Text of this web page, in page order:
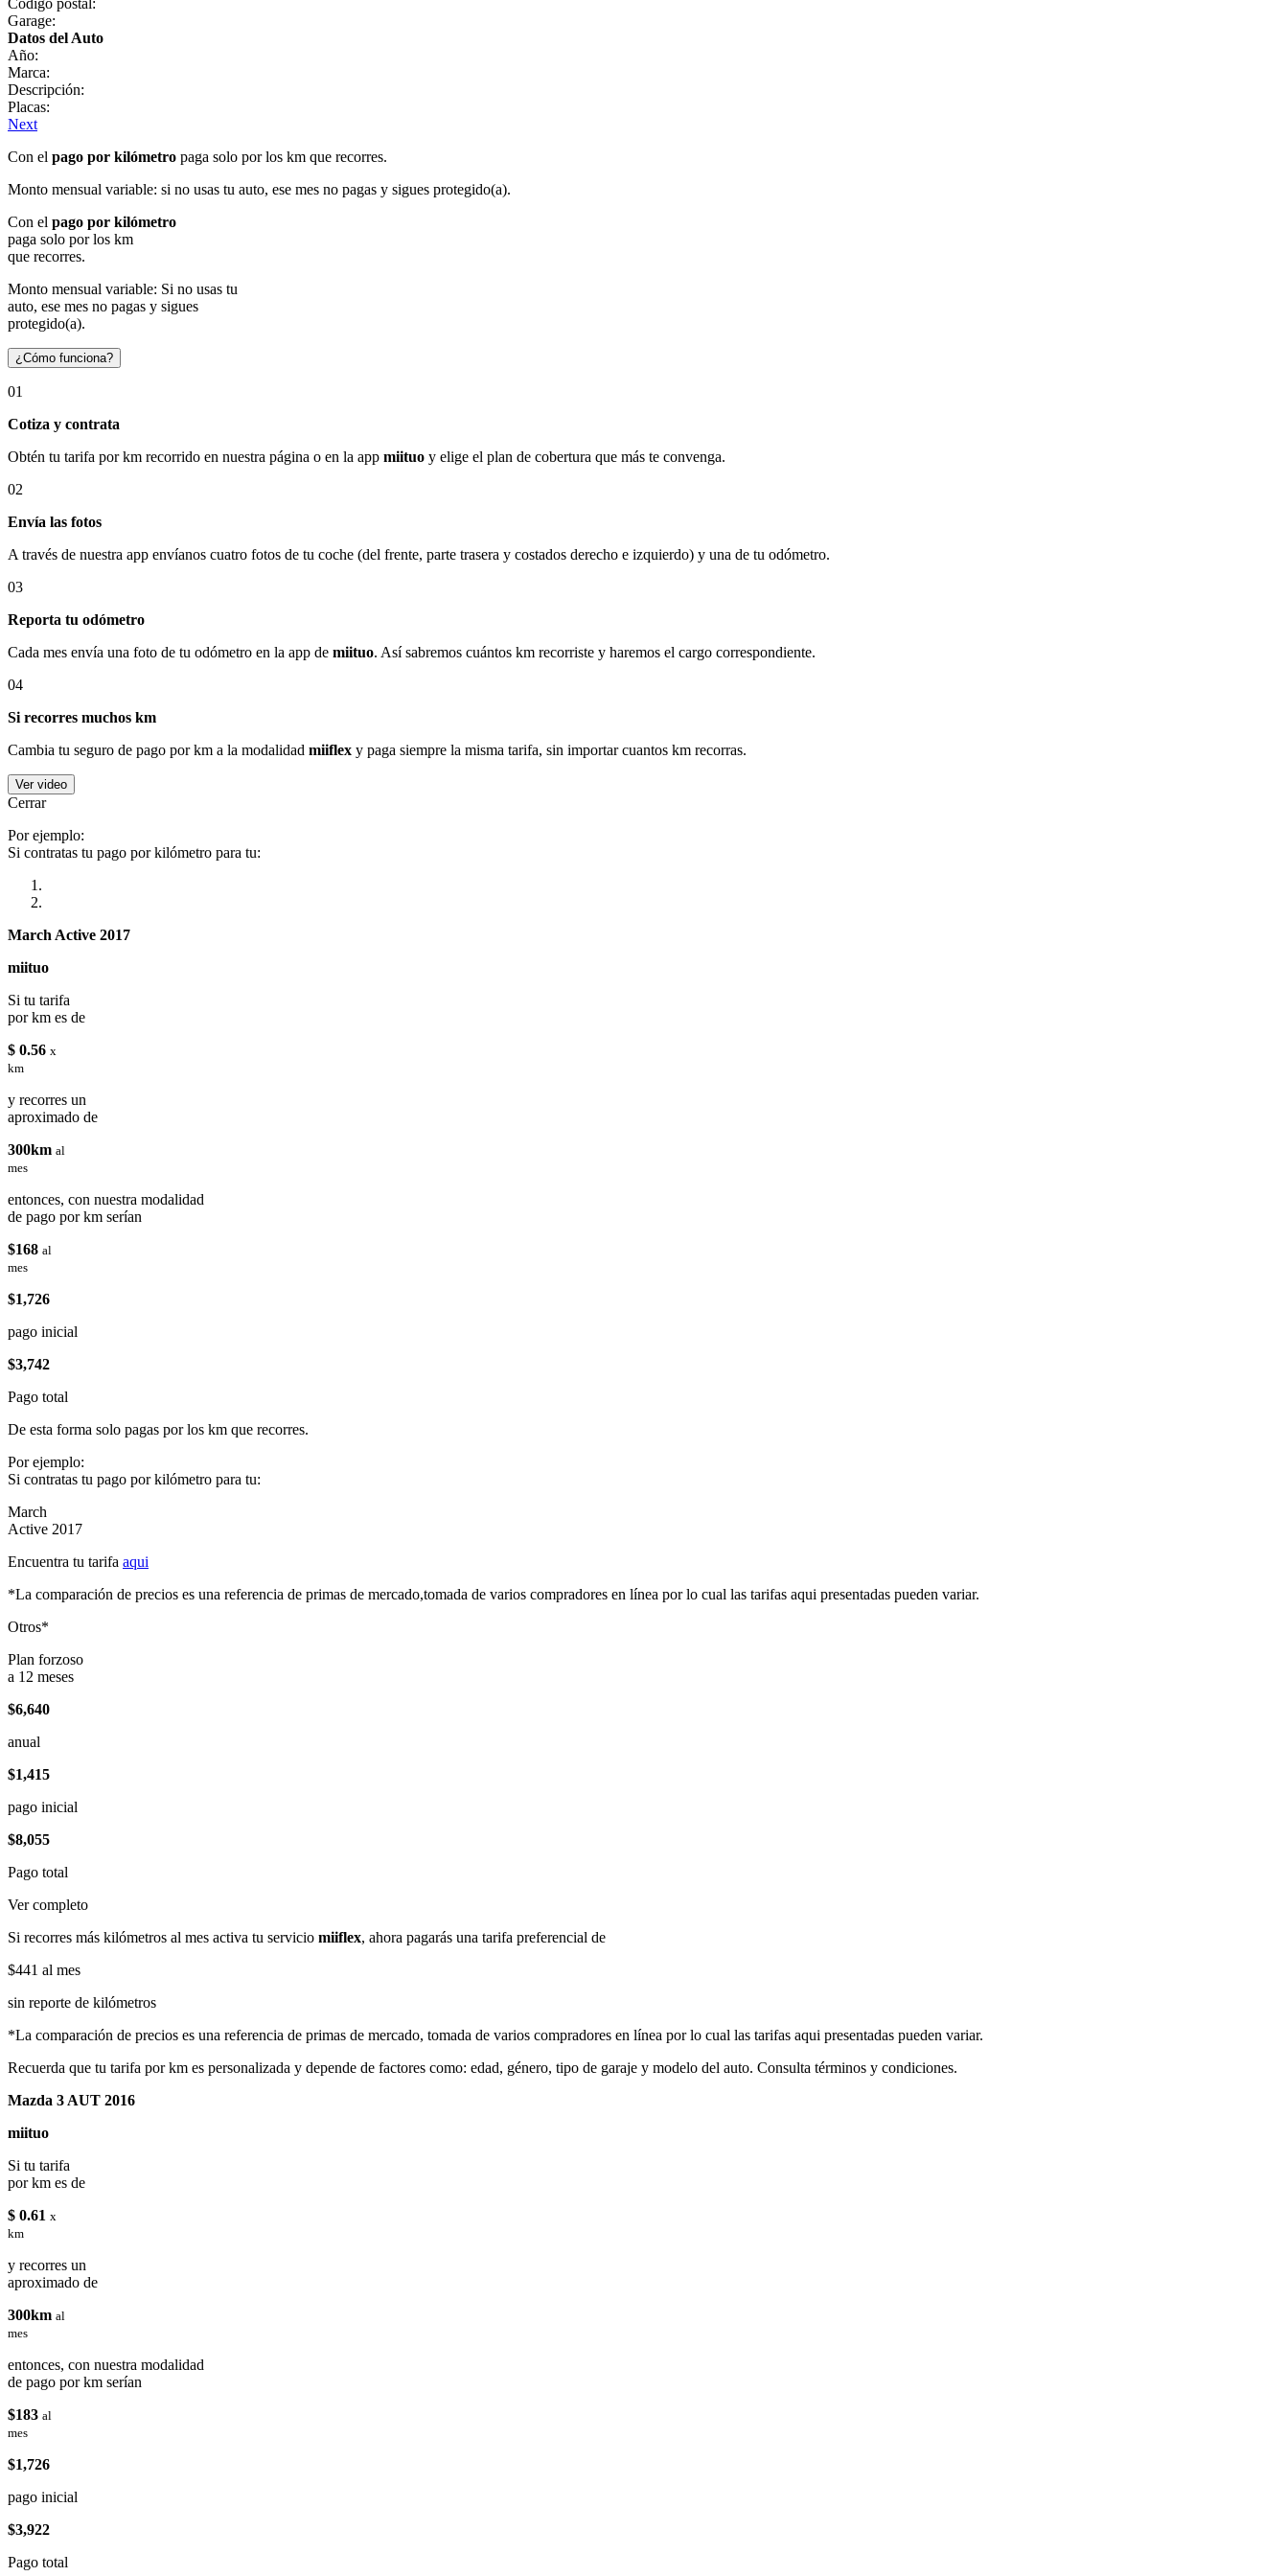
Garage:
Datos del Auto
Año:
Marca:
Descripción:
Placas:
Next
Con el pago por kilómetro paga solo por los km que recorres.
Monto mensual variable: si no usas tu auto, ese mes no pagas y sigues protegido(a).
Con el pago por kilómetro
paga solo por los km
que recorres.
Monto mensual variable: Si no usas tu
auto, ese mes no pagas y sigues
protegido(a).
¿Cómo funciona?
01
Cotiza y contrata
Obtén tu tarifa por km recorrido en nuestra página o en la app miituo y elige el plan de cobertura que más te convenga.
02
Envía las fotos
A través de nuestra app envíanos cuatro fotos de tu coche (del frente, parte trasera y costados derecho e izquierdo) y una de tu odómetro.
03
Reporta tu odómetro
Cada mes envía una foto de tu odómetro en la app de miituo. Así sabremos cuántos km recorriste y haremos el cargo correspondiente.
04
Si recorres muchos km
Cambia tu seguro de pago por km a la modalidad miiflex y paga siempre la misma tarifa, sin importar cuantos km recorras.
Ver video
Cerrar
Por ejemplo:
Si contratas tu pago por kilómetro para tu:
March Active 2017
miituo
Si tu tarifa
por km es de
$ 0.56 x
km
y recorres un
aproximado de
300km al
mes
entonces, con nuestra modalidad
de pago por km serían
$168 al
mes
$1,726
pago inicial
$3,742
Pago total
De esta forma solo pagas por los km que recorres.
Por ejemplo:
Si contratas tu pago por kilómetro para tu:
March
Active 2017
Encuentra tu tarifa aqui
*La comparación de precios es una referencia de primas de mercado,tomada de varios compradores en línea por lo cual las tarifas aqui presentadas pueden variar.
Otros*
Plan forzoso
a 12 meses
$6,640
anual
$1,415
pago inicial
$8,055
Pago total
Ver completo
Si recorres más kilómetros al mes activa tu servicio miiflex, ahora pagarás una tarifa preferencial de
$441 al mes
sin reporte de kilómetros
*La comparación de precios es una referencia de primas de mercado, tomada de varios compradores en línea por lo cual las tarifas aqui presentadas pueden variar.
Recuerda que tu tarifa por km es personalizada y depende de factores como: edad, género, tipo de garaje y modelo del auto. Consulta términos y condiciones.
Mazda 3 AUT 2016
miituo
Si tu tarifa
por km es de
$ 0.61 x
km
y recorres un
aproximado de
300km al
mes
entonces, con nuestra modalidad
de pago por km serían
$183 al
mes
$1,726
pago inicial
$3,922
Pago total